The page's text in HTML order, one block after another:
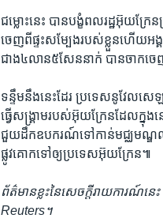
ជម្លោះ​នេះ បាន​បង្ខំ​ពលរដ្ឋ​អ៊ុយក្
ចេញ​ពី​ផ្ទះ​សម្បែង​របស់​ខ្លួន​ហើយ​អ
ជាង៤លាន៥សែន​នាក់ បាន​ចាកច
ទន្ទឹម​នឹងនេះ​ដែរ ប្រទេស​នូវែលសេ
ធ្វើ​សង្គ្រាម​របស់​អ៊ុយក្រែន​ដែលក្
ជួយដឹកឧបករណ៍​ទៅ​កាន់​មជ្ឈមណ្ឌល​
ផ្លូវ​គោក​ទៅ​ឲ្យ​ប្រទេស​អ៊ុយក្រែន៕
ព័ត៌មាន​ខ្លះ​នៃ​សេចក្តីរាយការណ៍​ន
Reuters។